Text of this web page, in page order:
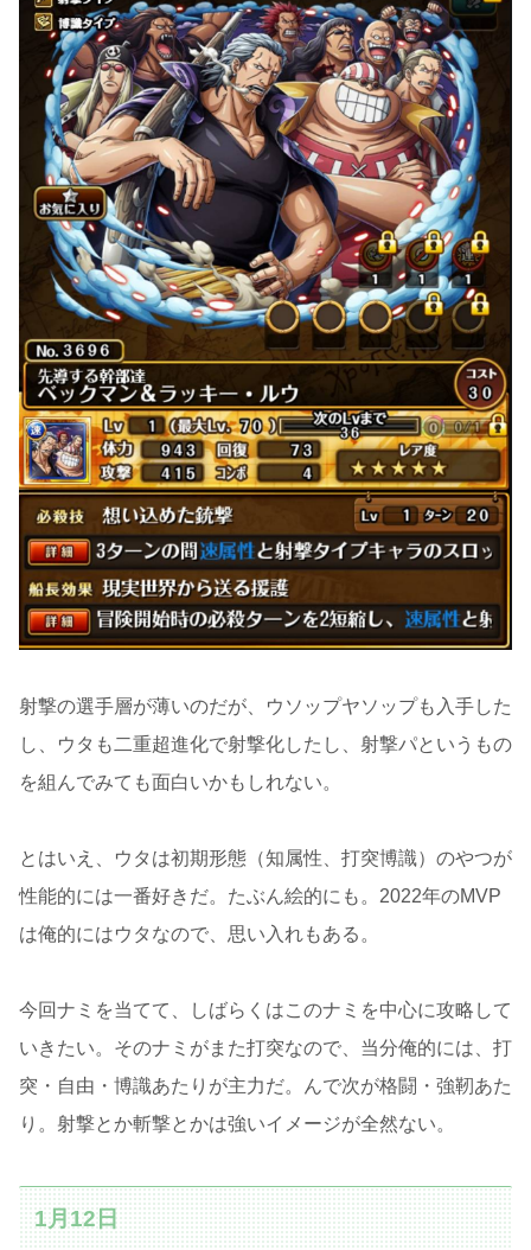
射撃の選手層が薄いのだが、ウソップヤソップも入手した
し、ウタも二重超進化で射撃化したし、射撃パというもの
を組んでみても面白いかもしれない。
とはいえ、ウタは初期形態（知属性、打突博識）のやつが
性能的には一番好きだ。たぶん絵的にも。2022年のMVP
は俺的にはウタなので、思い入れもある。
今回ナミを当てて、しばらくはこのナミを中心に攻略して
いきたい。そのナミがまた打突なので、当分俺的には、打
突・自由・博識あたりが主力だ。んで次が格闘・強靭あた
り。射撃とか斬撃とかは強いイメージが全然ない。
1月12日